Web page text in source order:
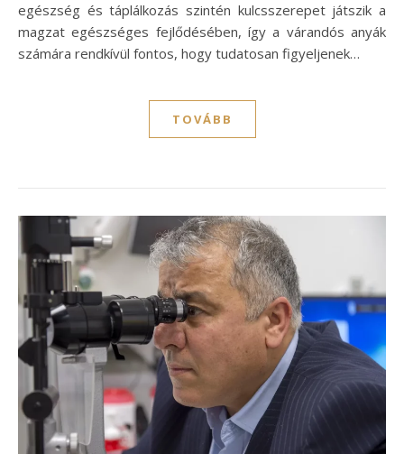
egészség és táplálkozás szintén kulcsszerepet játszik a
magzat egészséges fejlődésében, így a várandós anyák
számára rendkívül fontos, hogy tudatosan figyeljenek…
TOVÁBB